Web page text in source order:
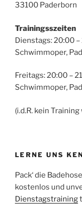
33100 Paderborn
Trainingsszeiten
Dienstags: 20:00 –
Schwimmoper,
Freitags: 20:00 –
Schwimmoper,
(i.d.R. kein
LERNE UNS
Pack‘ die
kostenlos und
Dienstagstraining